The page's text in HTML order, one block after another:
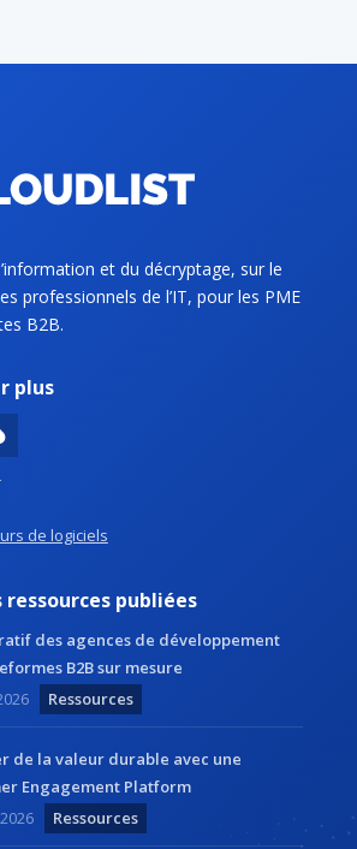
et du décryptage, sur le
professionnels de l’IT, pour les PME
B2B.
plus
de logiciels
ressources publiées
des agences de développement
B2B sur mesure
Ressources
de la valeur durable avec une
Engagement Platform
Ressources